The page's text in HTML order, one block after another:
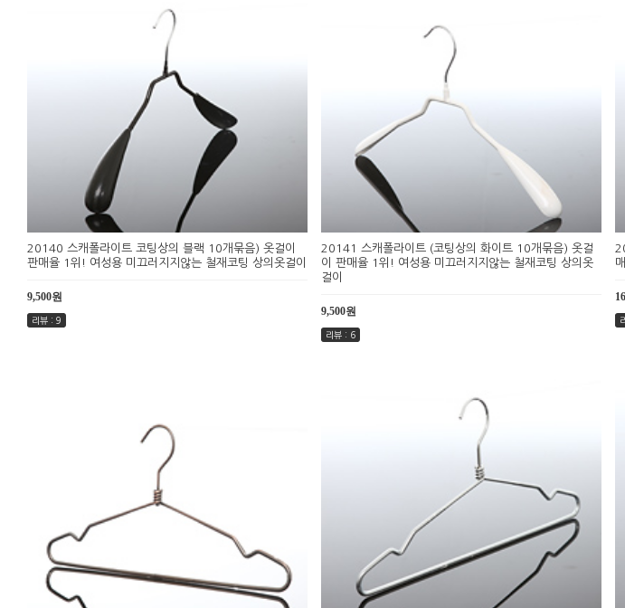
20140 스캐폴라이트 코팅상의 블랙 10개묶음) 옷걸이
판매율 1위! 여성용 미끄러지지않는 철재코팅 상의옷걸이
9,500원
리뷰 : 9
20141 스캐폴라이트 (코팅상의 화이트 10개묶음) 옷걸
이 판매율 1위! 여성용 미끄러지지않는 철재코팅 상의옷
걸이
9,500원
리뷰 : 6